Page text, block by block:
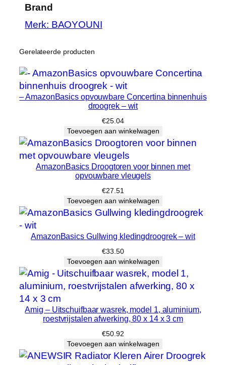
Brand
Merk: BAOYOUNI
Gerelateerde producten
– AmazonBasics opvouwbare Concertina binnenhuis
droogrek – wit
€25.04
Toevoegen aan winkelwagen
AmazonBasics Droogtoren voor binnen met
opvouwbare vleugels
€27.51
Toevoegen aan winkelwagen
AmazonBasics Gullwing kledingdroogrek – wit
€33.50
Toevoegen aan winkelwagen
Amig – Uitschuifbaar wasrek, model 1, aluminium,
roestvrijstalen afwerking, 80 x 14 x 3 cm
€50.92
Toevoegen aan winkelwagen